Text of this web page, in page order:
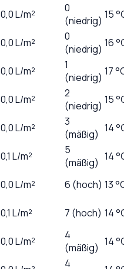
0,0L/m²
0
(niedrig) 15
0,0L/m²
0
(niedrig) 16
0,0L/m²
1
(niedrig) 17
0,0L/m²
2
(niedrig) 15
0,0L/m²
3
(mäßig) 14
0,1 L/m²
5
(mäßig) 14
0,0L/m² 6 (hoch) 13
0,1 L/m² 7 (hoch) 14
0,0L/m²
4
(mäßig) 14
4